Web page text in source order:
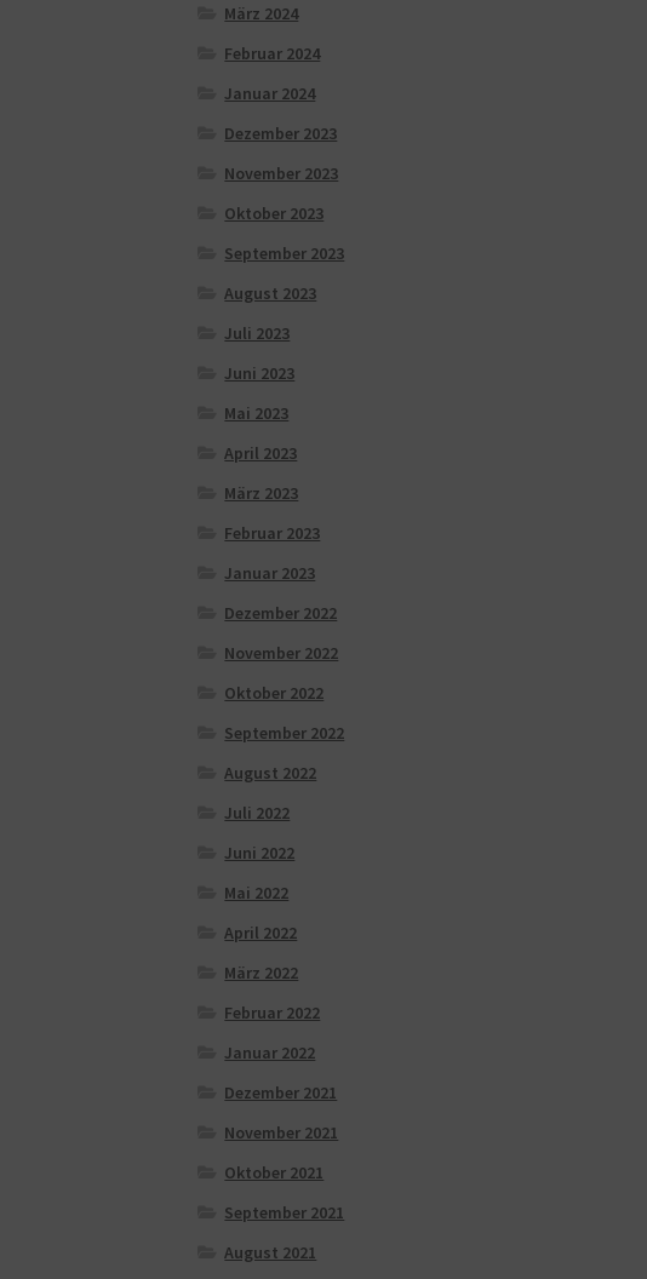
März 2024
Februar 2024
Januar 2024
Dezember 2023
November 2023
Oktober 2023
September 2023
August 2023
Juli 2023
Juni 2023
Mai 2023
April 2023
März 2023
Februar 2023
Januar 2023
Dezember 2022
November 2022
Oktober 2022
September 2022
August 2022
Juli 2022
Juni 2022
Mai 2022
April 2022
März 2022
Februar 2022
Januar 2022
Dezember 2021
November 2021
Oktober 2021
September 2021
August 2021